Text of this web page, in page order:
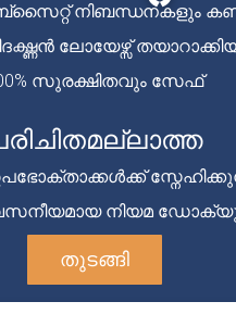
നിബന്ധനകളും
ലോയേഴ്സ്
സുരക്ഷിതവും സേഫ്
നിയമ
തുടങ്ങി